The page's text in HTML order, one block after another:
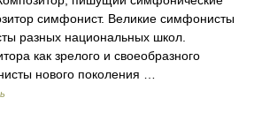
симфонист. Великие симфонисты
разных национальных школ.
как зрелого и своеобразного
нового поколения …